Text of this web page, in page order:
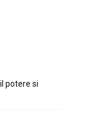
potere si